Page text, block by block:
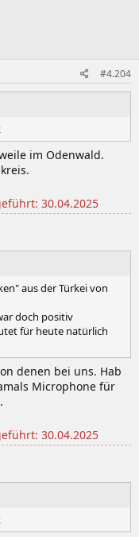
#4.204
im Odenwald.
30.04.2025
aus der Türkei von
doch positiv
für heute natürlich
denen bei uns. Hab
Microphone für
30.04.2025